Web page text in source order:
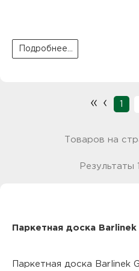
Подробнее...
« ‹ 1
Товаров на
Результаты
Паркетная доска Barlinek
Паркетная доска Barlinek